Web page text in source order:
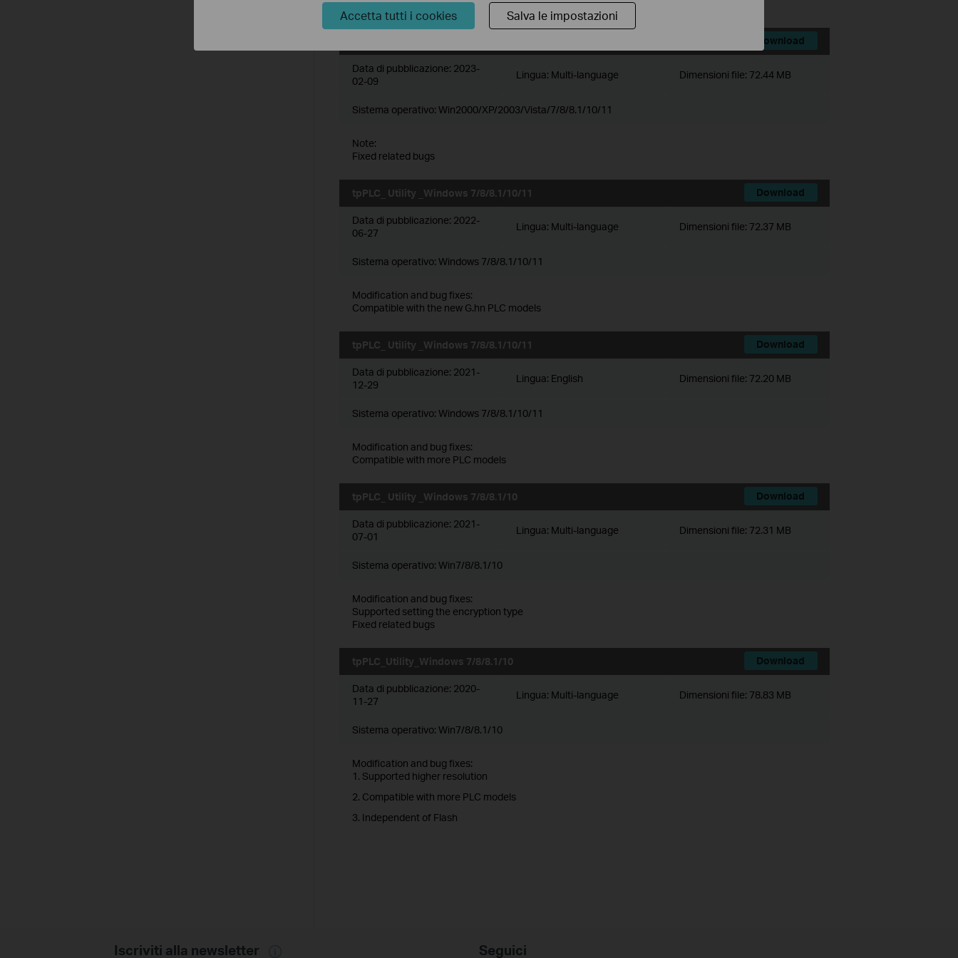
Fixed related bugs.
Download
Data di pubblicazione: 2023-
02-09
Lingua: Multi-language Dimensioni file: 72.44 MB
Sistema operativo: Win2000/XP/2003/Vista/7/8/8.1/10/11
Note:
Fixed related bugs
tpPLC_ Utility _Windows 7/8/8.1/10/11 Download
Data di pubblicazione: 2022-
06-27
Lingua: Multi-language Dimensioni file: 72.37 MB
Sistema operativo: Windows 7/8/8.1/10/11
Modification and bug fixes:
Compatible with the new G.hn PLC models
tpPLC_ Utility _Windows 7/8/8.1/10/11 Download
Data di pubblicazione: 2021-
12-29
Lingua: English Dimensioni file: 72.20 MB
Sistema operativo: Windows 7/8/8.1/10/11
Modification and bug fixes:
Compatible with more PLC models
tpPLC_ Utility _Windows 7/8/8.1/10 Download
Data di pubblicazione: 2021-
07-01
Lingua: Multi-language Dimensioni file: 72.31 MB
Sistema operativo: Win7/8/8.1/10
Modification and bug fixes:
Supported setting the encryption type
Fixed related bugs
tpPLC_Utility_Windows 7/8/8.1/10 Download
Data di pubblicazione: 2020-
11-27
Lingua: Multi-language Dimensioni file: 78.83 MB
Sistema operativo: Win7/8/8.1/10
Modification and bug fixes:
1. Supported higher resolution
2. Compatible with more PLC models
3. Independent of Flash
Iscriviti alla newsletter Seguici
Accetta tutti i cookies Salva le impostazioni